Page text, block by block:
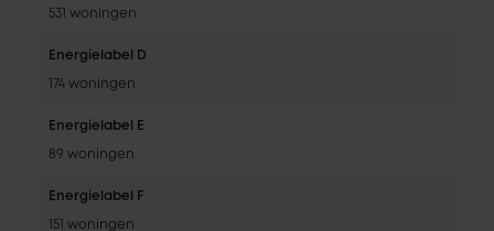
531 woningen
Energielabel D
174 woningen
Energielabel E
89 woningen
Energielabel F
151 woningen